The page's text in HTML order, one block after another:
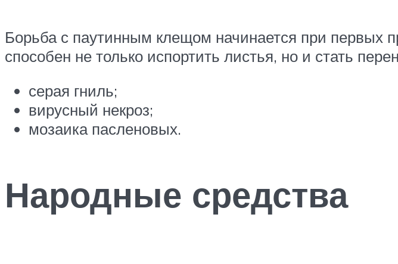
Борьба с паутинным клещом начинается при первых
способен не только испортить листья, но и стать
серая гниль;
вирусный некроз;
мозаика пасленовых.
Народные средства